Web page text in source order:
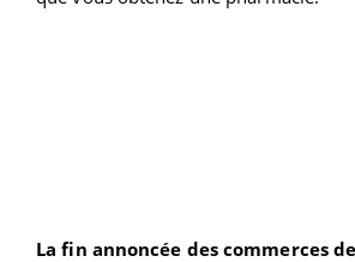
La fin annoncée des commerces